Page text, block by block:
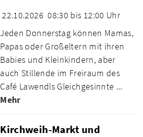
22.10.2026 08:30 bis 12:00 Uhr
Jeden Donnerstag können Mamas,
Papas oder Großeltern mit ihren
Babies und Kleinkindern, aber
auch Stillende im Freiraum des
Café Lawendls Gleichgesinnte ...
Mehr
Kirchweih-Markt und